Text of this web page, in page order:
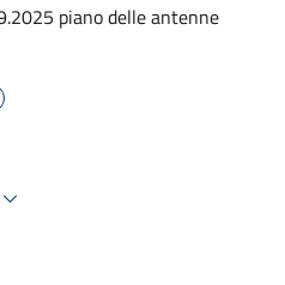
piano delle antenne